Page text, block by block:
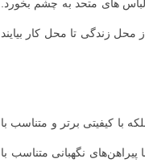
های متحد به چشم بخورد.
محل زندگی تا محل کار بیایند
با کیفیتی برتر و متناسب با
نگهبانی متناسب با